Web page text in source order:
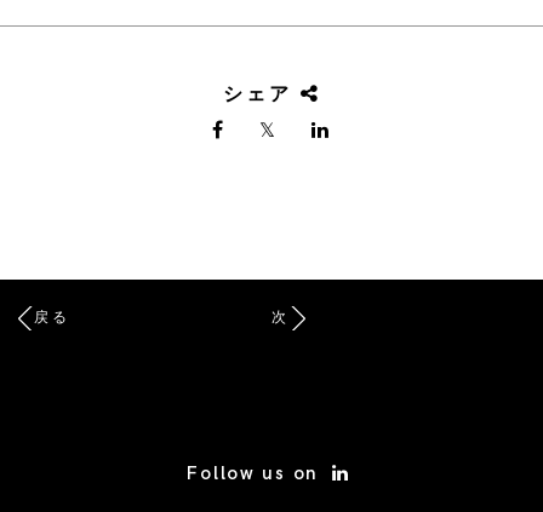
シェア
戻る 次
Follow us on